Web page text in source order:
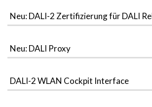
Neu: DALI-2 Zertifizierung für DALI
Neu: DALI Proxy
DALI-2 WLAN Cockpit Interface